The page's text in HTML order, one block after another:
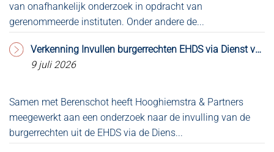
van onafhankelijk onderzoek in opdracht van
gerenommeerde instituten. Onder andere de...
Verkenning Invullen burgerrechten EHDS via Dienst voor Toegang & MedMij Afsprakenstelsel
9 juli 2026
Samen met Berenschot heeft Hooghiemstra & Partners
meegewerkt aan een onderzoek naar de invulling van de
burgerrechten uit de EHDS via de Diens...